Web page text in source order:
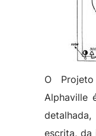
O
Alphaville
escrita, da